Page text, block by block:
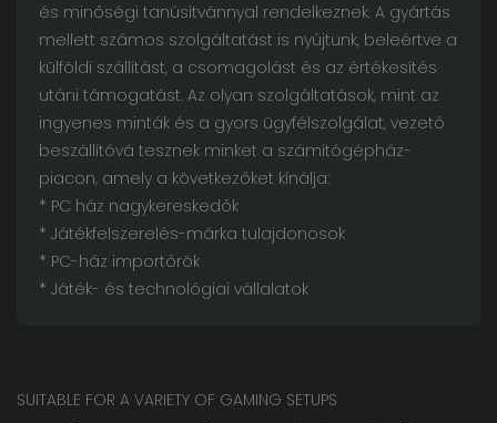
és minőségi tanúsítvánnyal rendelkeznek. A gyártás
mellett számos szolgáltatást is nyújtunk, beleértve a
külföldi szállítást, a csomagolást és az értékesítés
utáni támogatást. Az olyan szolgáltatások, mint az
ingyenes minták és a gyors ügyfélszolgálat, vezető
beszállítóvá tesznek minket a számítógépház-
piacon, amely a következőket kínálja:
* PC ház nagykereskedők
* Játékfelszerelés-márka tulajdonosok
* PC-ház importőrök
* Játék- és technológiai vállalatok
SUITABLE FOR A VARIETY OF GAMING SETUPS